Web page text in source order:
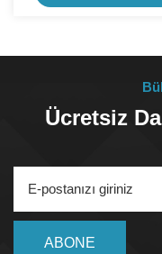
Ücretsiz
ABONE